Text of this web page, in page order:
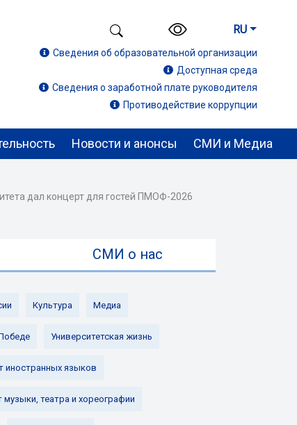
RU
Сведения об образовательной организации
Доступная среда
Сведения о заработной плате руководителя
Противодействие коррупции
Новости и анонсы СМИ и Медиа
дал концерт для гостей ПМОФ-2026
СМИ о нас
Культура Медиа
Университетская жизнь
иностранных языков
музыки, театра и хореографии